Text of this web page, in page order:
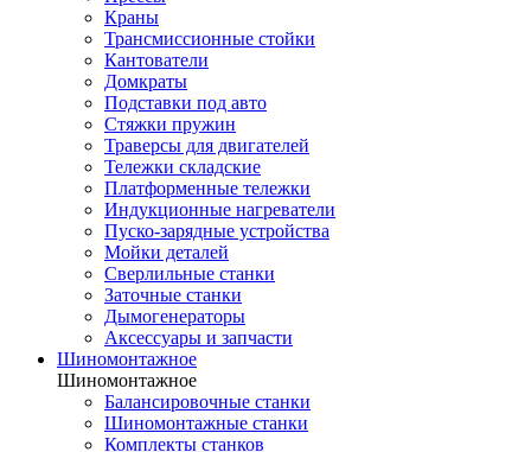
Краны
Трансмиссионные стойки
Кантователи
Домкраты
Подставки под авто
Стяжки пружин
Траверсы для двигателей
Тележки складские
Платформенные тележки
Индукционные нагреватели
Пуско-зарядные устройства
Мойки деталей
Сверлильные станки
Заточные станки
Дымогенераторы
Аксессуары и запчасти
Шиномонтажное
Шиномонтажное
Балансировочные станки
Шиномонтажные станки
Комплекты станков